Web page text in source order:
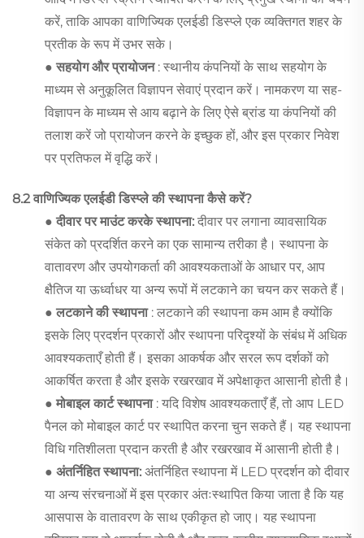
करें, ताकि आपका वाणिज्यिक एलईडी डिस्प्ले एक व्यक्तिगत शहर के
प्रतीक के रूप में उभर सके।
● सहयोग और प्रायोजन : स्थानीय कंपनियों के साथ सहयोग के
माध्यम से अनुकूलित विज्ञापन सेवाएं प्रदान करें। नामकरण या सह-
विज्ञापन के माध्यम से आय बढ़ाने के लिए ऐसे ब्रांड या कंपनियों की
तलाश करें जो प्रायोजन करने के इच्छुक हों, और इस प्रकार निवेश
पर प्रतिफल में वृद्धि करें।
8.2 वाणिज्यिक एलईडी डिस्प्ले की स्थापना कैसे करें?
● दीवार पर माउंट करके स्थापना: दीवार पर लगाना व्यावसायिक
संकेत को प्रदर्शित करने का एक सामान्य तरीका है। स्थापना के
वातावरण और उपयोगकर्ता की आवश्यकताओं के आधार पर, आप
क्षैतिज या ऊर्ध्वाधर या अन्य रूपों में लटकाने का चयन कर सकते हैं।
● लटकाने की स्थापना : लटकाने की स्थापना कम आम है क्योंकि
इसके लिए प्रदर्शन प्रकारों और स्थापना परिदृश्यों के संबंध में अधिक
आवश्यकताएँ होती हैं। इसका आकर्षक और सरल रूप दर्शकों को
आकर्षित करता है और इसके रखरखाव में अपेक्षाकृत आसानी होती है।
● मोबाइल कार्ट स्थापना : यदि विशेष आवश्यकताएँ हैं, तो आप LED
पैनल को मोबाइल कार्ट पर स्थापित करना चुन सकते हैं। यह स्थापना
विधि गतिशीलता प्रदान करती है और रखरखाव में आसानी होती है।
● अंतर्निहित स्थापना: अंतर्निहित स्थापना में LED प्रदर्शन को दीवार
या अन्य संरचनाओं में इस प्रकार अंतःस्थापित किया जाता है कि यह
आसपास के वातावरण के साथ एकीकृत हो जाए। यह स्थापना